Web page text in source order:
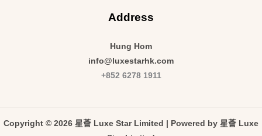
Address
Hung Hom
info@luxestarhk.com
+852 6278 1911
Copyright © 2026 星薈 Luxe Star Limited | Powered by 星薈 Luxe